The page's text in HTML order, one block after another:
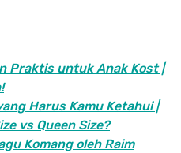
Praktis untuk Anak Kost |
Harus Kamu Ketahui |
vs Queen Size?
Komang oleh Raim